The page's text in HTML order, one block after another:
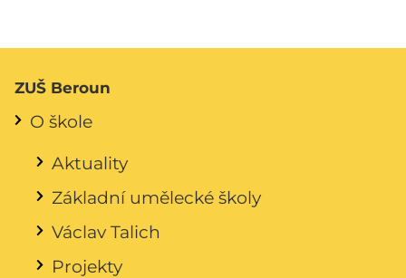
ZUŠ Beroun
O škole
Aktuality
Základní umělecké školy
Václav Talich
Projekty